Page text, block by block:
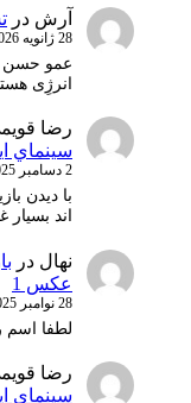
آرش در
28 ژانویه 2026
عمو حسن
انرژِی
رضا
سينماي
2 دسامبر 2025
با دیدن
اند
نهال در
عکس 1
28 نوامبر 2025
لطفا اسم
رضا
سينماي